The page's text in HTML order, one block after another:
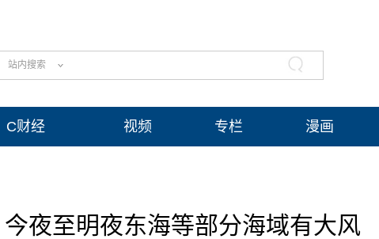
站内搜索
C财经 视频 专栏 漫画
今夜至明夜东海等部分海域有大风